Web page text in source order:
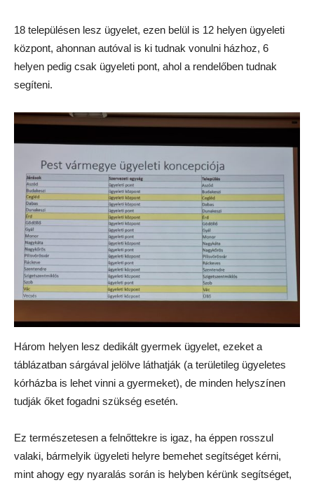
18 településen lesz ügyelet, ezen belül is 12 helyen ügyeleti
központ, ahonnan autóval is ki tudnak vonulni házhoz, 6
helyen pedig csak ügyeleti pont, ahol a rendelőben tudnak
segíteni.
Három helyen lesz dedikált gyermek ügyelet, ezeket a
táblázatban sárgával jelölve láthatják (a területileg ügyeletes
kórházba is lehet vinni a gyermeket), de minden helyszínen
tudják őket fogadni szükség esetén.
Ez természetesen a felnőttekre is igaz, ha éppen rosszul
valaki, bármelyik ügyeleti helyre bemehet segítséget kérni,
mint ahogy egy nyaralás során is helyben kérünk segítséget,